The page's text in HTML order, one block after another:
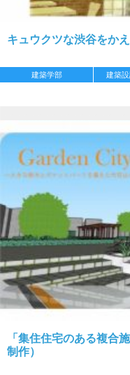
キュウクツな渋谷をか
建築学部 建築
「集住住宅のある複
制作）